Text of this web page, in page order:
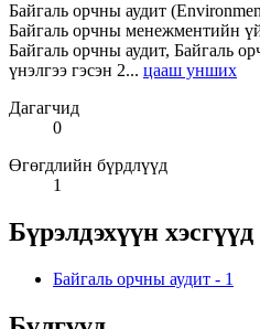
Байгаль орчны аудит
Байгаль орчны менежментийн
Байгаль орчны аудит, Байгаль
үнэлгээ гэсэн 2... цааш унших
Дагагчид
0
Өгөгдлийн бүрдлүүд
1
Бүрэлдэхүүн хэсгүүд
Байгаль орчны аудит - 1